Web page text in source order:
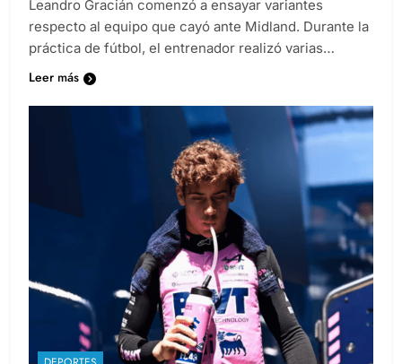
Leandro Gracián comenzó a ensayar variantes
respecto al equipo que cayó ante Midland. Durante la
práctica de fútbol, el entrenador realizó varias…
Leer más